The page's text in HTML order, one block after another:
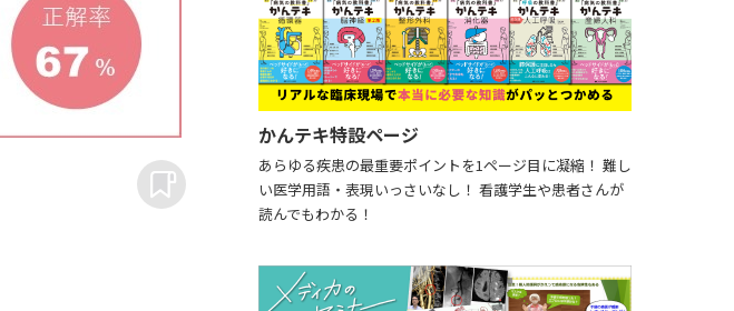
かんテキ特設ページ
あらゆる疾患の最重要ポイントを1ページ目に凝縮！ 難し
い医学用語・表現いっさいなし！ 看護学生や患者さんが
読んでもわかる！